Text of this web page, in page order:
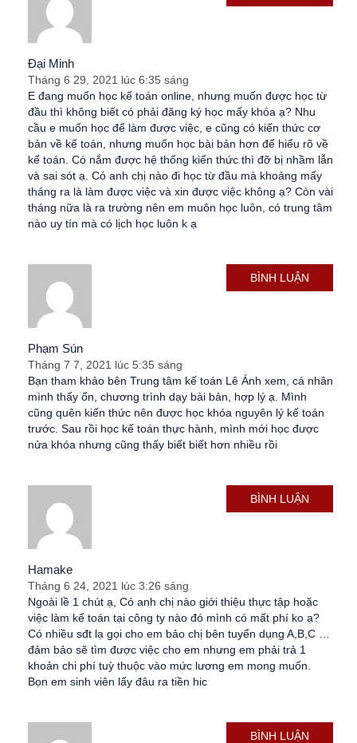
Đại Minh
Tháng 6 29, 2021 lúc 6:35 sáng
E đang muốn học kế toán online, nhưng muốn được học từ
đầu thì không biết có phải đăng ký học mấy khóa ạ? Nhu
cầu e muốn học để làm được việc, e cũng có kiến thức cơ
bản về kế toán, nhưng muốn học bài bản hơn để hiểu rõ về
kế toán. Có nắm được hệ thống kiến thức thì đỡ bị nhầm lẫn
và sai sót ạ. Có anh chị nào đi học từ đầu mà khoảng mấy
tháng ra là làm được việc và xin được việc không ạ? Còn vài
tháng nữa là ra trường nên em muôn học luôn, có trung tâm
nào uy tín mà có lịch học luôn k ạ
Phạm Sún
Tháng 7 7, 2021 lúc 5:35 sáng
Bạn tham khảo bên Trung tâm kế toán Lê Ánh xem, cá nhân
mình thấy ổn, chương trình dạy bài bản, hợp lý ạ. Mình
cũng quên kiến thức nên được học khóa nguyên lý kế toán
trước. Sau rồi học kế toán thực hành, mình mới học được
nửa khóa nhưng cũng thấy biết biết hơn nhiều rồi
BÌNH LUẬN
Hamake
Tháng 6 24, 2021 lúc 3:26 sáng
Ngoài lề 1 chút ạ, Có anh chị nào giới thiệu thực tập hoặc
việc làm kế toán tại công ty nào đó mình có mất phí ko ạ?
Có nhiều sđt lạ gọi cho em bảo chị bên tuyển dụng A,B,C …
đảm bảo sẽ tìm được việc cho em nhưng em phải trả 1
khoản chi phí tuỳ thuộc vào mức lương em mong muốn.
Bọn em sinh viên lấy đâu ra tiền hic
BÌNH LUẬN
BÌNH LUẬN